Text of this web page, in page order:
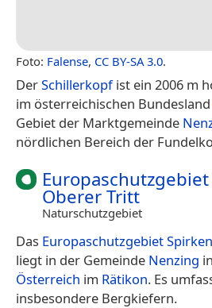
Foto: Falense, CC BY-SA 3.0.
DerSchillerkopfist ein 2006 m
im österreichischen Bundesland
Gebiet der Marktgemeinde
nördlichen Bereich der
Oberer Tritt
Naturschutzgebiet
Das Europaschutzgebiet
liegt in der Gemeinde Nenzing in
Österreich im Rätikon. Es
insbesondere Bergkiefern.